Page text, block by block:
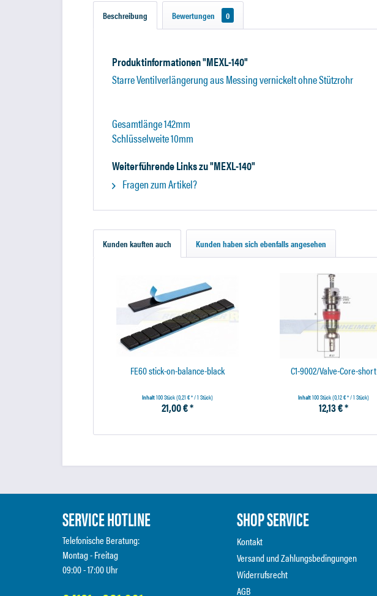
Beschreibung Bewertungen 0
Produktinformationen "MEXL-140"
Starre Ventilverlängerung aus Messing vernickelt ohne Stützrohr
Gesamtlänge 142mm
Schlüsselweite 10mm
Weiterführende Links zu "MEXL-140"
Fragen zum Artikel?
Kunden kauften auch Kunden haben sich ebenfalls angesehen
FE60 stick-on-balance-black
Inhalt100 Stück(0,21 € * / 1 Stück)
21,00 € *
C1-9002/Valve-Core-short
Inhalt100 Stück(0,12 € * / 1 Stück)
12,13 € *
SERVICE HOTLINE
Telefonische Beratung:
Montag - Freitag
09:00 - 17:00 Uhr
SHOP SERVICE
Kontakt
Versand und Zahlungsbedingungen
Widerrufsrecht
AGB